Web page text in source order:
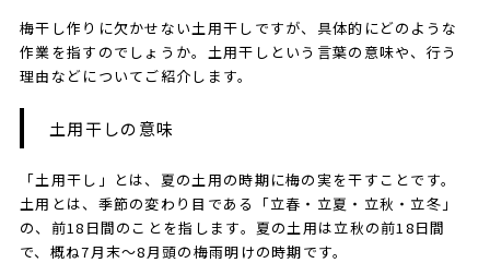
梅干し作りに欠かせない土用干しですが、具体的にどのような
作業を指すのでしょうか。土用干しという言葉の意味や、行う
理由などについてご紹介します。
土用干しの意味
「土用干し」とは、夏の土用の時期に梅の実を干すことです。
土用とは、季節の変わり目である「立春・立夏・立秋・立冬」
の、前18日間のことを指します。夏の土用は立秋の前18日間
で、概ね7月末～8月頭の梅雨明けの時期です。